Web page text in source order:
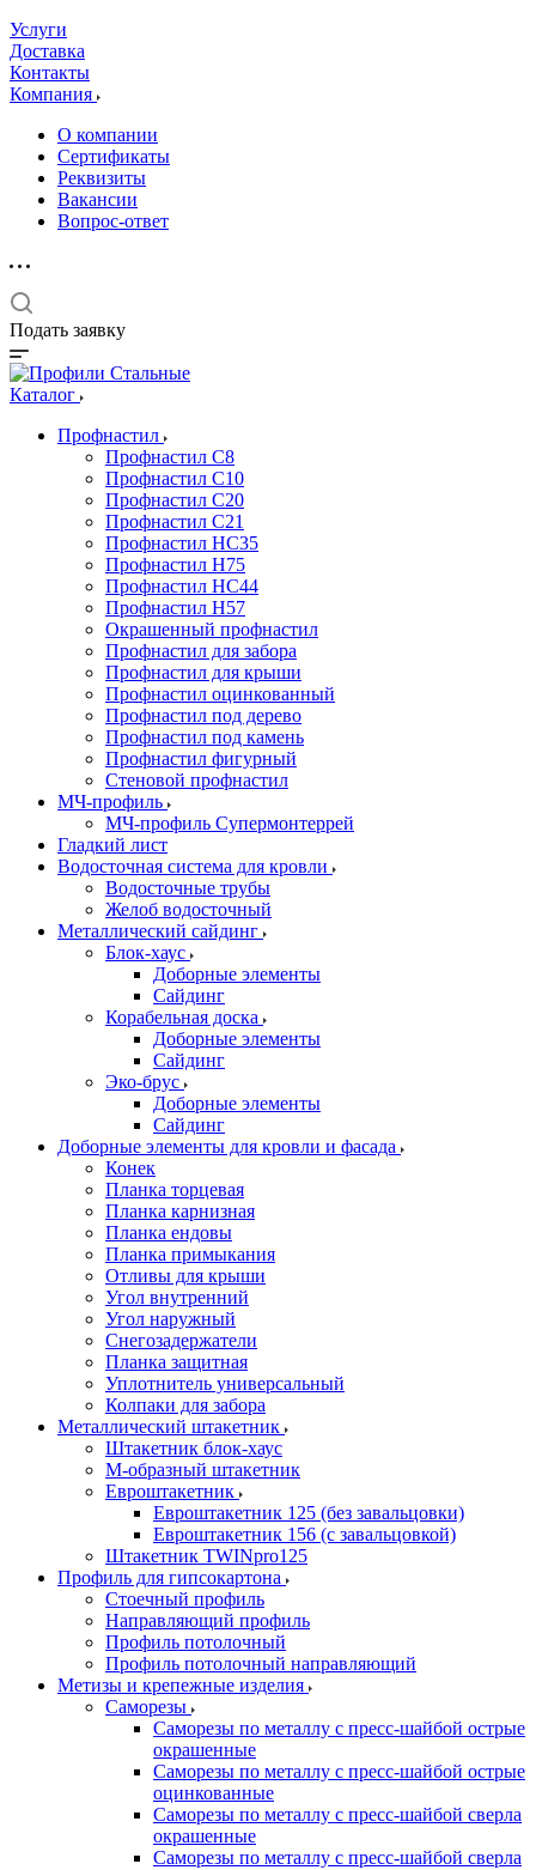
Услуги
Доставка
Контакты
Компания
О компании
Сертификаты
Реквизиты
Вакансии
Вопрос-ответ
Подать заявку
Каталог
Профнастил
Профнастил С8
Профнастил С10
Профнастил С20
Профнастил С21
Профнастил НС35
Профнастил Н75
Профнастил HC44
Профнастил Н57
Окрашенный профнастил
Профнастил для забора
Профнастил для крыши
Профнастил оцинкованный
Профнастил под дерево
Профнастил под камень
Профнастил фигурный
Стеновой профнастил
МЧ-профиль
МЧ-профиль Супермонтеррей
Гладкий лист
Водосточная система для кровли
Водосточные трубы
Желоб водосточный
Металлический сайдинг
Блок-хаус
Доборные элементы
Сайдинг
Корабельная доска
Доборные элементы
Сайдинг
Эко-брус
Доборные элементы
Сайдинг
Доборные элементы для кровли и фасада
Конек
Планка торцевая
Планка карнизная
Планка ендовы
Планка примыкания
Отливы для крыши
Угол внутренний
Угол наружный
Снегозадержатели
Планка защитная
Уплотнитель универсальный
Колпаки для забора
Металлический штакетник
Штакетник блок-хаус
М-образный штакетник
Евроштакетник
Евроштакетник 125 (без завальцовки)
Евроштакетник 156 (с завальцовкой)
Штакетник TWINpro125
Профиль для гипсокартона
Стоечный профиль
Направляющий профиль
Профиль потолочный
Профиль потолочный направляющий
Метизы и крепежные изделия
Саморезы
Саморезы по металлу с пресс-шайбой острые
окрашенные
Саморезы по металлу с пресс-шайбой острые
оцинкованные
Саморезы по металлу с пресс-шайбой сверла
окрашенные
Саморезы по металлу с пресс-шайбой сверла